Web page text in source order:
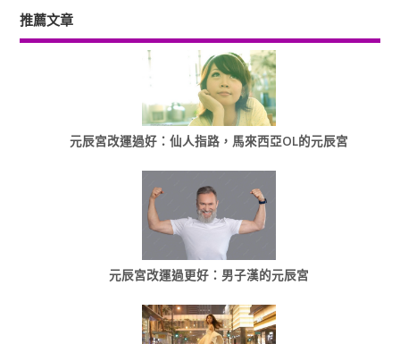
推薦文章
元辰宮改運過好：仙人指路，馬來西亞OL的元辰宮
元辰宮改運過更好：男子漢的元辰宮